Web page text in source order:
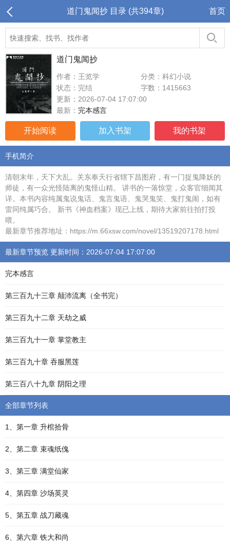
道门鬼闻抄 目录 (共394章) 首页
道门鬼闻抄
作者：王览学
分类：科幻小说
状态：完结
字数：1415663
更新：2026-07-04 17:07:00
最新： 完本感言
开始阅读 加入书架 我的书架
手机简介
清朝末年，天下大乱。关东奉天行省辖下昌图府，有一门捉鬼降妖的
师徒，有一众光怪陆离的鬼怪山精。 讲书的一落惊堂，众客官细闻其
详。本书内容纯属鬼说鬼话、鬼言鬼语、鬼哭鬼笑、鬼打鬼闹，如有
雷同纯属巧合。 新书《神血档案》现已上线，期待大家前往拍打投
喂。
最新章节推荐地址：https://m.66xsw.com/novel/13519207178.html
最新章节预览 更新时间：2026-07-04 17:07:00
完本感言
第三百九十三章 颠沛流离（全书完）
第三百九十二章 天劫之威
第三百九十一章 掌堂教主
第三百九十章 吞服黑莲
第三百八十九章 阴阳之理
全部章节列表
1、第一章 升棺拾骨
2、第二章 束魂纸傀
3、第三章 满堂仙家
4、第四章 沙场英灵
5、第五章 战刀藏魂
6、第六章 铁大和尚